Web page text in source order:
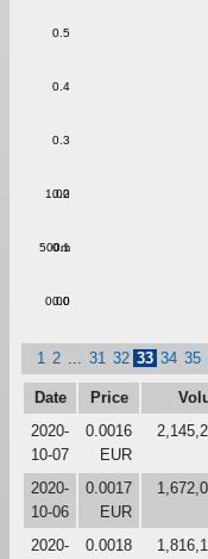
0.0
0.1
0.2
0.3
0.4
0.5
0.00
500m
1.00
1 2 31 32 33 34 35
Date Price
2020-
10-07
0.0016
EUR
2020-
10-06
0.0017
EUR
2020-
0.0018